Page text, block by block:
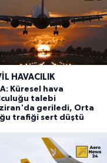
HAVACILIK
Küresel hava
talebi
geriledi, Orta
trafiği sert düştü